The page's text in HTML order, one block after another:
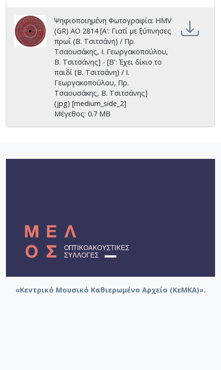
Ψηφιοποιημένη Φωτογραφία: HMV
(GR) AO 2814 [Α': Γιατί με ξύπνησες
πρωί (Β. Τσιτσάνη) / Πρ.
Τσαουσάκης, Ι. Γεωργακοπούλου,
Β. Τσιτσάνης] - [Β': Έχει δίκιο το
παιδί (Β. Τσιτσάνη) / Ι.
Γεωργακοπούλου, Πρ.
Τσαουσάκης, Β. Τσιτσάνης]
(jpg) [medium_side_2]
Μέγεθος: 0.7 MB
«Κεντρικό Μουσικό Καθιερωμένο Αρχείο (ΚεΜΚΑ)».